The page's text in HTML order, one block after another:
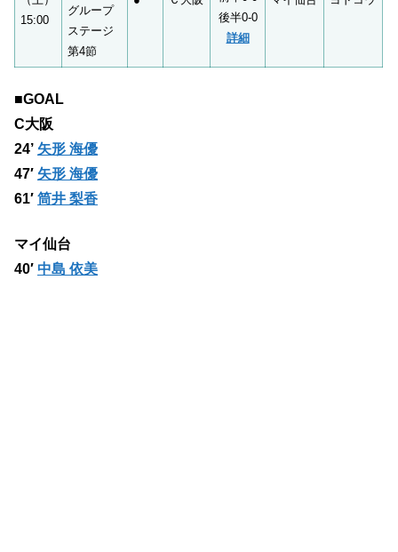
15:00
グループ
ステージ
第4節
後半0-0
詳細
■GOAL
C大阪
24’ 矢形 海優
47′ 矢形 海優
61′ 筒井 梨香
マイ仙台
40′ 中島 依美